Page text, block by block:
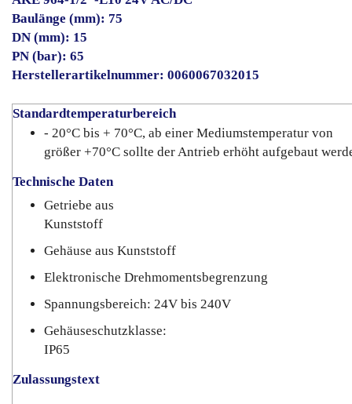
Baulänge (mm): 75
DN (mm): 15
PN (bar): 65
Herstellerartikelnummer: 0060067032015
Standardtemperaturbereich
- 20°C bis + 70°C, ab einer Mediumstemperatur von
größer +70°C sollte der Antrieb erhöht aufgebaut
Technische Daten
Getriebe aus
Kunststoff
Gehäuse aus Kunststoff
Elektronische Drehmomentsbegrenzung
Spannungsbereich: 24V bis 240V
Gehäuseschutzklasse:
IP65
Zulassungstext